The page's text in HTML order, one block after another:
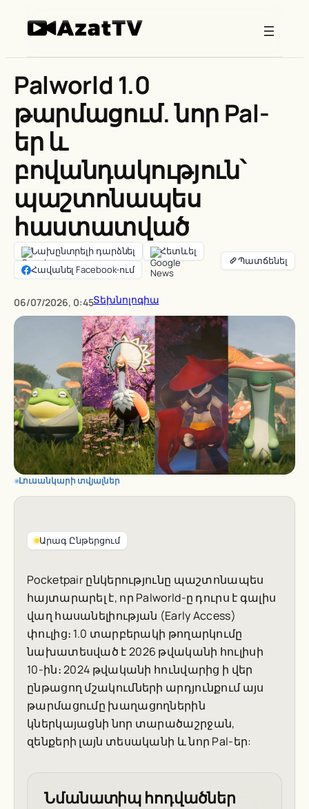
Palworld 1.0
թարմացում. նոր Pal-
եր և
բովանդակություն՝
պաշտոնապես
հաստատված
Նախընտրելի դարձնել
Հետևել
Հավանել Facebook-ում
06/07/2026, 0:45Տեխնոլոգիա
Լուսանկարի տվյալներ
Արագ Ընթերցում
Pocketpair ընկերությունը պաշտոնապես
հայտարարել է, որ Palworld-ը դուրս է գալիս
վաղ հասանելիության (Early Access)
փուլից։ 1.0 տարբերակի թողարկումը
նախատեսված է 2026 թվականի հուլիսի
10-ին։ 2024 թվականի հունվարից ի վեր
ընթացող մշակումների արդյունքում այս
թարմացումը խաղացողներին
կներկայացնի նոր տարածաշրջան,
զենքերի լայն տեսականի և նոր Pal-եր:
Նմանատիպ հոդվածներ